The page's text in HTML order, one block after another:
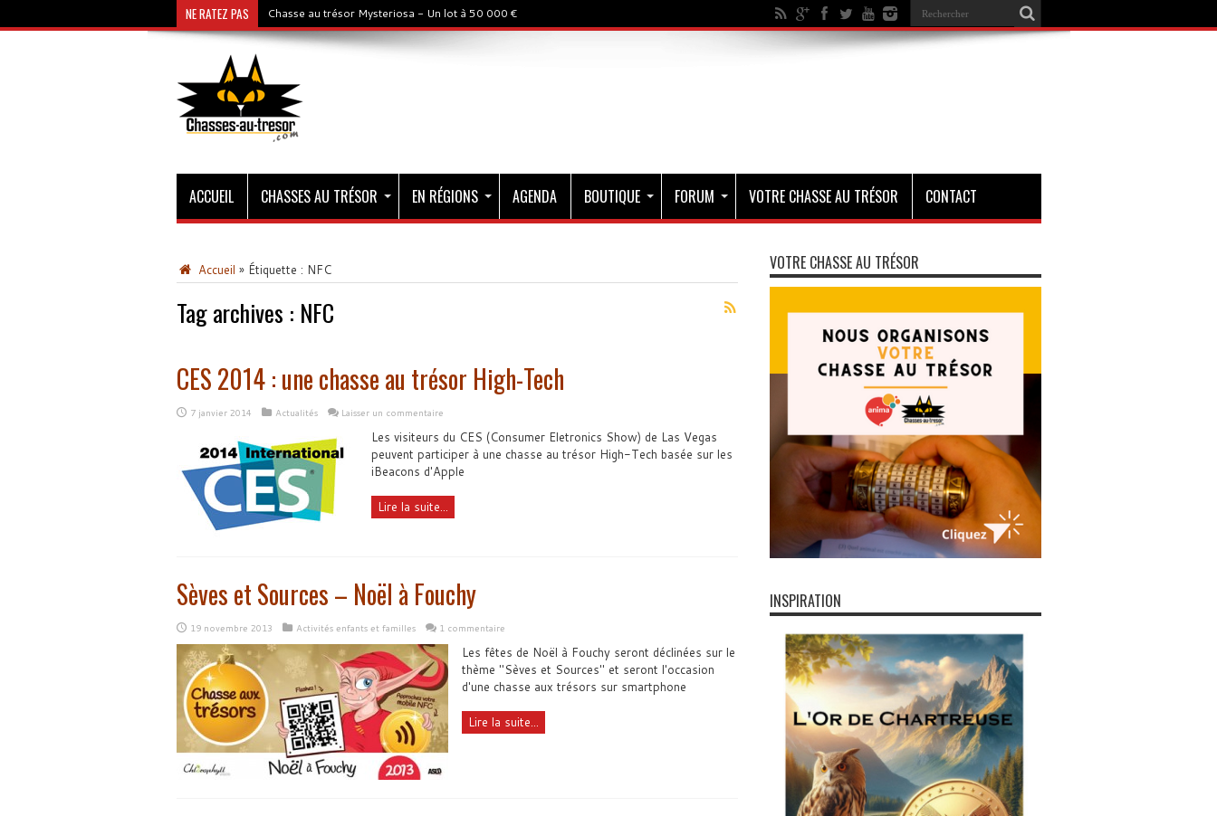
NE RATEZ PAS Chasse au trésor Mysteriosa - Un lot à 50 000 €
ACCUEIL CHASSES AU TRÉSOR EN RÉGIONS AGENDA BOUTIQUE FORUM VOTRE CHASSE AU TRÉSOR CONTACT
Accueil » Étiquette : NFC
Tag archives : NFC
CES 2014 : une chasse au trésor High-Tech
7 janvier 2014 Actualités Laisser un commentaire
Les visiteurs du CES (Consumer Eletronics Show) de Las Vegas
peuvent participer à une chasse au trésor High-Tech basée sur les
iBeacons d'Apple
Lire la suite...
Sèves et Sources – Noël à Fouchy
19 novembre 2013 Activités enfants et familles 1 commentaire
Les fêtes de Noël à Fouchy seront déclinées sur le
thème "Sèves et Sources" et seront l'occasion
d'une chasse aux trésors sur smartphone
Lire la suite...
VOTRE CHASSE AU TRÉSOR
INSPIRATION